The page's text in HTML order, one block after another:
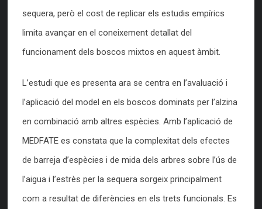
sequera, però el cost de replicar els estudis empírics
limita avançar en el coneixement detallat del
funcionament dels boscos mixtos en aquest àmbit.
L’estudi que es presenta ara se centra en l’avaluació i
l’aplicació del model en els boscos dominats per l’alzina
en combinació amb altres espècies. Amb l’aplicació de
MEDFATE es constata que la complexitat dels efectes
de barreja d’espècies i de mida dels arbres sobre l’ús de
l’aigua i l’estrès per la sequera sorgeix principalment
com a resultat de diferències en els trets funcionals. Es